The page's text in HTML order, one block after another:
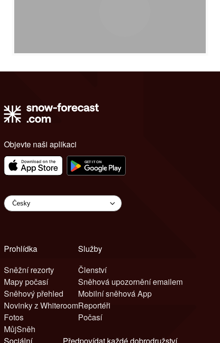
Objevte naši aplikaci
Prohlídka
Sněžní rezorty
Mapy počasí
Sněhový přehled
Novinky z Whiteroom
Fotos
MůjSněh
Služby
Členství
Sněhová upozornění emailem
Mobilní sněhová App
Reportéři
Počasí